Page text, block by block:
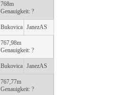
768m
Genauigkeit: ?
Bukovica JanezAS
767,98m
Genauigkeit: ?
Bukovica JanezAS
767,77m
Genauigkeit: ?